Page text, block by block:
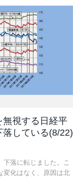
無視する日経平
している(8/22)
落に転じました。こ
変化はなく、原因は北